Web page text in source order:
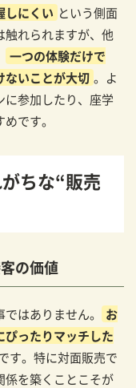
しにくい という側面
触れられますが、他
一つの体験だけで
ないことが大切 。よ
に参加したり、座学
です。
ちな“販売
の価値
はありません。
お
ったりマッチした
す。特に対面販売で
係を築くことこそが